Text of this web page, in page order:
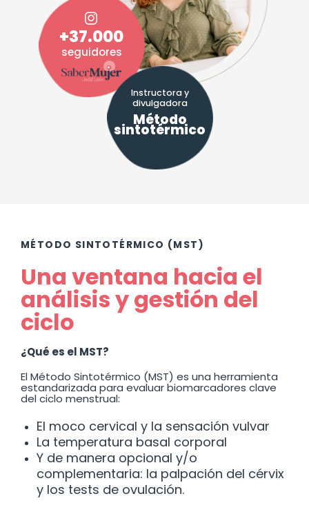
+37.000
seguidores
Instructora y
divulgadora
Método
sintotérmico
MÉTODO SINTOTÉRMICO (MST)
Una ventana hacia el
análisis y gestión del
ciclo
¿Qué es el MST?
El Método Sintotérmico (MST) es una herramienta
estandarizada para evaluar biomarcadores clave
del ciclo menstrual:
El moco cervical y la sensación vulvar
La temperatura basal corporal
Y de manera opcional y/o
complementaria: la palpación del cérvix
y los tests de ovulación.